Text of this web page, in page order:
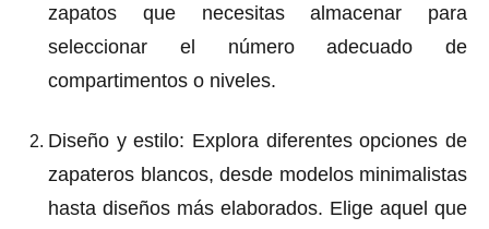
zapatos que necesitas almacenar para
seleccionar el número adecuado de
compartimentos o niveles.
Diseño y estilo: Explora diferentes opciones de
zapateros blancos, desde modelos minimalistas
hasta diseños más elaborados. Elige aquel que